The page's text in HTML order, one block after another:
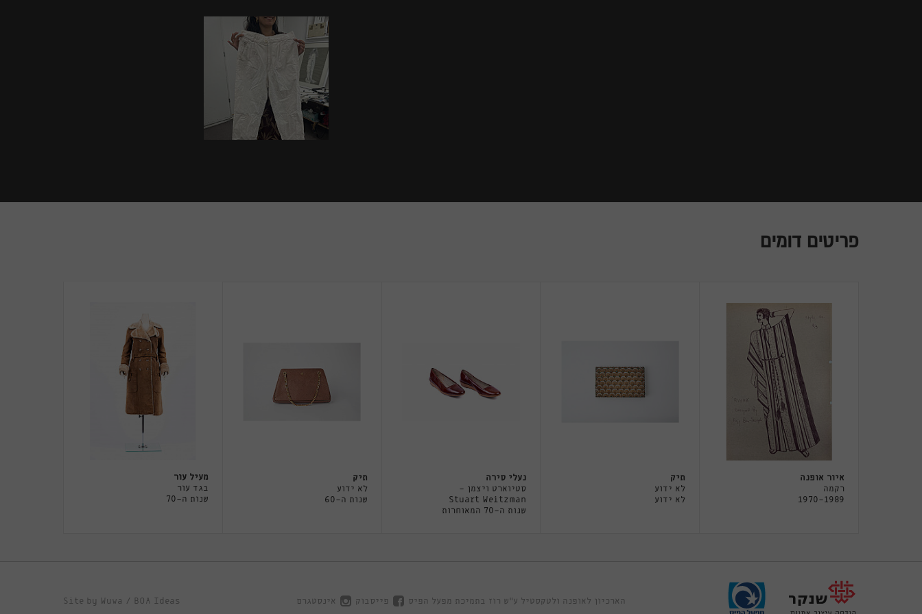
פריטים דומים
איור אופנה
רקמה
1970-1989
תיק
לא ידוע
לא ידוע
נעלי סירה
סטיוארט ויצמן -
Stuart Weitzman
שנות ה-70 המאוחרות
תיק
לא ידוע
שנות ה-60
מעיל עור
בגד עור
שנות ה-70
הארכיון לאופנה ולטקסטיל ע"ש רוז בתמיכת מפעל הפיס פייסבוק אינסטגרם Site by Wuwa / BOA Ideas